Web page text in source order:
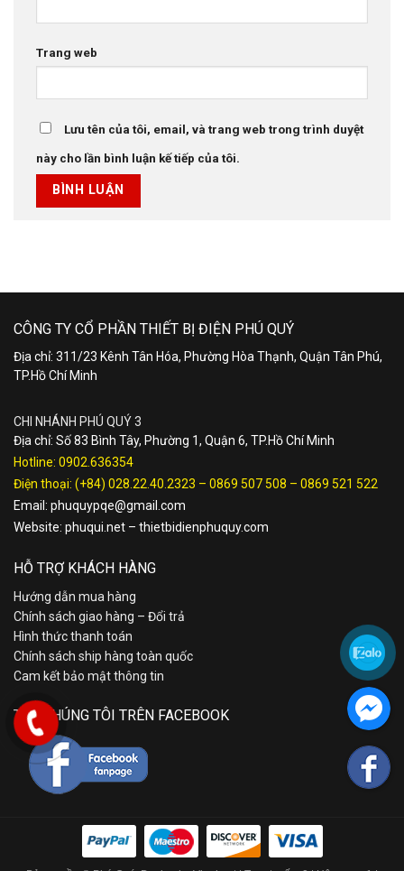
Trang web
Lưu tên của tôi, email, và trang web trong trình duyệt
này cho lần bình luận kế tiếp của tôi.
CÔNG TY CỔ PHẦN THIẾT BỊ ĐIỆN PHÚ QUÝ
Địa chỉ: 311/23 Kênh Tân Hóa, Phường Hòa Thạnh, Quận Tân Phú,
TP.Hồ Chí Minh
CHI NHÁNH PHÚ QUÝ 3
Địa chỉ: Số 83 Bình Tây, Phường 1, Quận 6, TP.Hồ Chí Minh
Hotline: 0902.636354
Điện thoại: (+84) 028.22.40.2323 – 0869 507 508 – 0869 521 522
Email: phuquypqe@gmail.com
Website: phuqui.net – thietbidienphuquy.com
HỖ TRỢ KHÁCH HÀNG
Hướng dẫn mua hàng
Chính sách giao hàng – Đổi trả
Hình thức thanh toán
Chính sách ship hàng toàn quốc
Cam kết bảo mật thông tin
TÌM CHÚNG TÔI TRÊN FACEBOOK